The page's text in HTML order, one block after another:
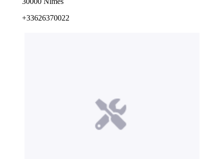
+33626370022